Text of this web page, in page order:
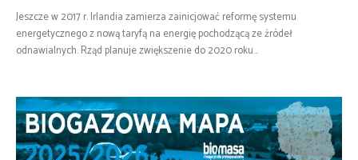
Jeszcze w 2017 r. Irlandia zamierza zainicjować reformę systemu
energetycznego z nową taryfą na energię pochodzącą ze źródeł
odnawialnych. Rząd planuje zwiększenie do 2020 roku...